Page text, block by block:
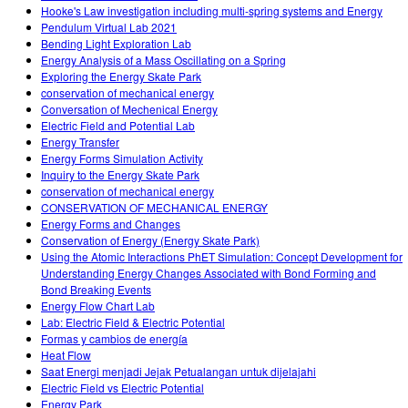
Hooke's Law investigation including multi-spring systems and Energy
Pendulum Virtual Lab 2021
Bending Light Exploration Lab
Energy Analysis of a Mass Oscillating on a Spring
Exploring the Energy Skate Park
conservation of mechanical energy
Conversation of Mechenical Energy
Electric Field and Potential Lab
Energy Transfer
Energy Forms Simulation Activity
Inquiry to the Energy Skate Park
conservation of mechanical energy
CONSERVATION OF MECHANICAL ENERGY
Energy Forms and Changes
Conservation of Energy (Energy Skate Park)
Using the Atomic Interactions PhET Simulation: Concept Development for
Understanding Energy Changes Associated with Bond Forming and
Bond Breaking Events
Energy Flow Chart Lab
Lab: Electric Field & Electric Potential
Formas y cambios de energía
Heat Flow
Saat Energi menjadi Jejak Petualangan untuk dijelajahi
Electric Field vs Electric Potential
Energy Park